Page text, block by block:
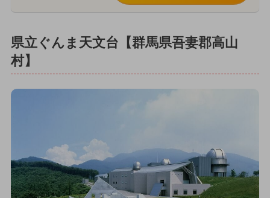
県立ぐんま天文台【群馬県吾妻郡高山
村】